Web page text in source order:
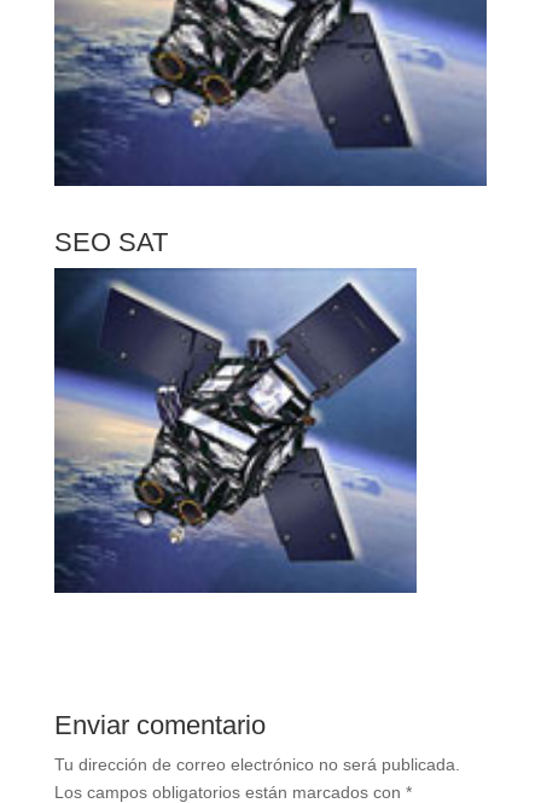
SEO SAT
Enviar comentario
Tu dirección de correo electrónico no será publicada.
Los campos obligatorios están marcados con *